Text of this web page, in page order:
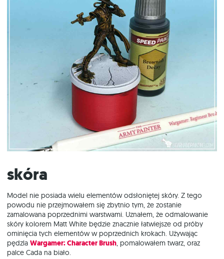
Skóra
Model nie posiada wielu elementów odsłoniętej skóry. Z tego
powodu nie przejmowałem się zbytnio tym, że zostanie
zamalowana poprzednimi warstwami. Uznałem, że odmalowanie
skóry kolorem Matt White będzie znacznie łatwiejsze od próby
ominięcia tych elementów w poprzednich krokach. Używając
pędzla Wargamer: Character Brush, pomalowałem twarz, oraz
palce Cada na biało.